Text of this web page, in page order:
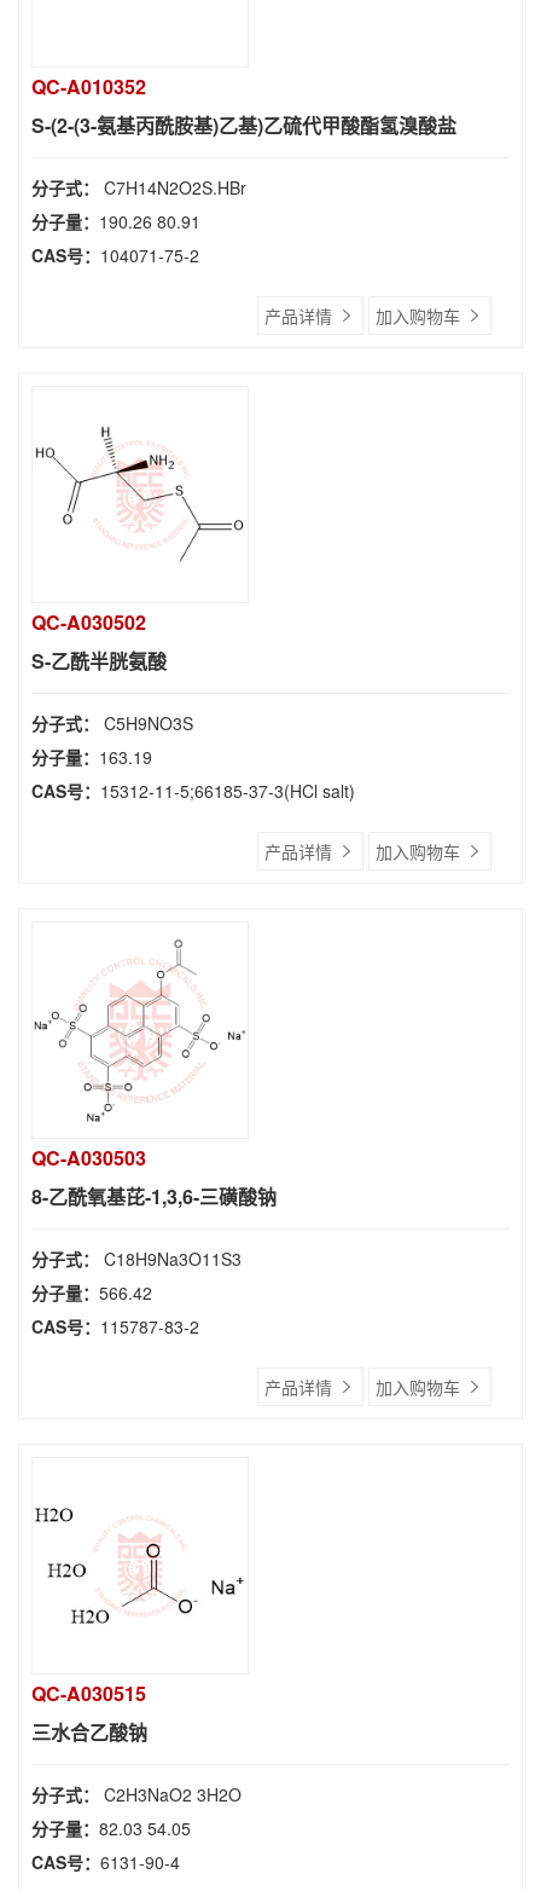
QC-A010352
S-(2-(3-氨基丙酰胺基)乙基)乙硫代甲酸酯氢溴酸盐
分子式： C7H14N2O2S.HBr
分子量： 190.26 80.91
CAS号： 104071-75-2
产品详情 加入购物车
QC-A030502
S-乙酰半胱氨酸
分子式： C5H9NO3S
分子量： 163.19
CAS号： 15312-11-5;66185-37-3(HCl salt)
产品详情 加入购物车
QC-A030503
8-乙酰氧基芘-1,3,6-三磺酸钠
分子式： C18H9Na3O11S3
分子量： 566.42
CAS号： 115787-83-2
产品详情 加入购物车
QC-A030515
三水合乙酸钠
分子式： C2H3NaO2 3H2O
分子量： 82.03 54.05
CAS号： 6131-90-4